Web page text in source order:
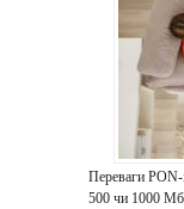
Переваги
500 чи 1000